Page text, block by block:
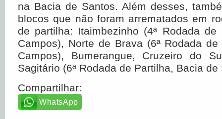
na Bacia de Santos. Além desses,
blocos que não foram arrematados em
de partilha: Itaimbezinho (4ª Rodada de
Campos), Norte de Brava (6ª Rodada
Campos), Bumerangue, Cruzeiro do
Sagitário (6ª Rodada de Partilha, Bacia de
Compartilhar:
WhatsApp